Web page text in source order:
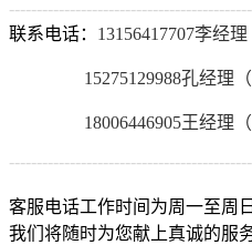
联系电话： 13156417707李经
15275129988孔经理（华
18006446905王经理（华
客服电话工作时间为周一至周
我们将随时为您献上真诚的服务